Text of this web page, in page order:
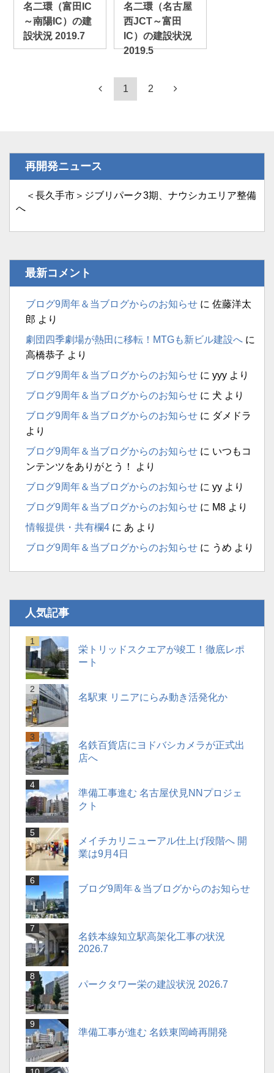
名二環（富田IC
～南陽IC）の建
設状況 2019.7
名二環（名古屋
西JCT～富田
IC）の建設状況
2019.5
1 2
再開発ニュース
＜長久手市＞ジブリパーク3期、ナウシカエリア整備
へ
最新コメント
ブログ9周年＆当ブログからのお知らせ に 佐藤洋太
郎 より
劇団四季劇場が熱田に移転！MTGも新ビル建設へ に
高橋恭子 より
ブログ9周年＆当ブログからのお知らせ に yyy より
ブログ9周年＆当ブログからのお知らせ に 犬 より
ブログ9周年＆当ブログからのお知らせ に ダメドラ
より
ブログ9周年＆当ブログからのお知らせ に いつもコ
ンテンツをありがとう！
より
ブログ9周年＆当ブログからのお知らせ に yy より
ブログ9周年＆当ブログからのお知らせ に M8 より
情報提供・共有欄4 に あ より
ブログ9周年＆当ブログからのお知らせ に うめ より
人気記事
栄トリッドスクエアが竣工！徹底レポ
ート
名駅東 リニアにらみ動き活発化か
名鉄百貨店にヨドバシカメラが正式出
店へ
準備工事進む 名古屋伏見NNプロジェ
クト
メイチカリニューアル仕上げ段階へ 開
業は9月4日
ブログ9周年＆当ブログからのお知らせ
名鉄本線知立駅高架化工事の状況
2026.7
パークタワー栄の建設状況 2026.7
準備工事が進む 名鉄東岡崎再開発